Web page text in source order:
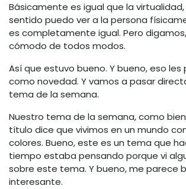
Básicamente es igual que la
sentido puedo ver a la persona
es completamente igual. Pero
cómodo de todos modos.
Así que estuvo bueno. Y bueno, eso
como novedad. Y vamos a pasar
tema de la semana.
Nuestro tema de la semana, como
título dice que vivimos en un mundo
colores. Bueno, este es un tema que
tiempo estaba pensando porque vi
sobre este tema. Y bueno, me parece
interesante.